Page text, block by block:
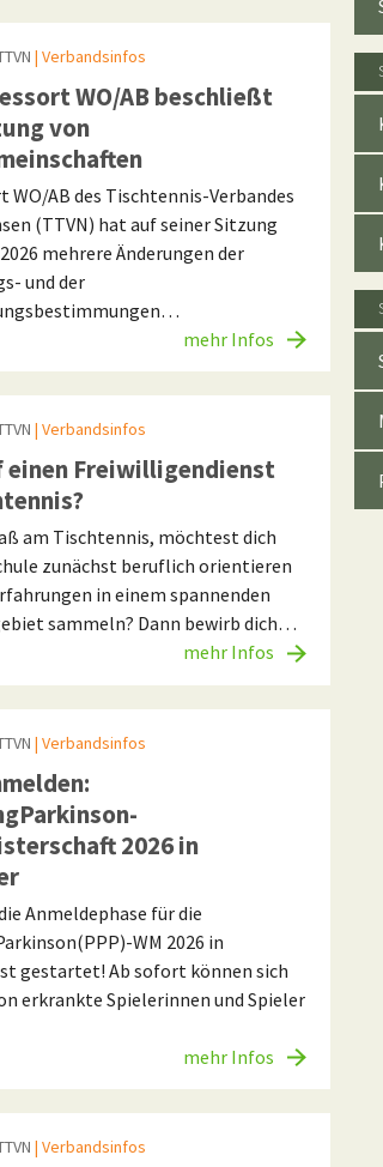
| Verbandsinfos
WO/AB beschließt
von
WO/AB des Tischtennis-Verbandes
(TTVN) hat auf seiner Sitzung
mehrere Änderungen der
und der
mehr Infos
| Verbandsinfos
einen Freiwilligendienst
am Tischtennis, möchtest dich
zunächst beruflich orientieren
in einem spannenden
sammeln? Dann bewirb dich…
mehr Infos
| Verbandsinfos
2026 in
Anmeldephase für die
WM 2026 in
gestartet! Ab sofort können sich
erkrankte Spielerinnen und Spieler
mehr Infos
| Verbandsinfos